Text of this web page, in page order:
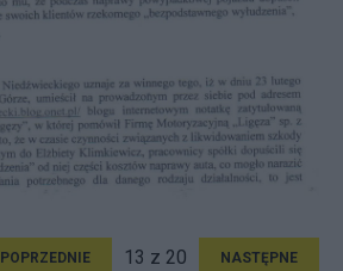
POPRZEDNIE 13 z 20 NASTĘPNE